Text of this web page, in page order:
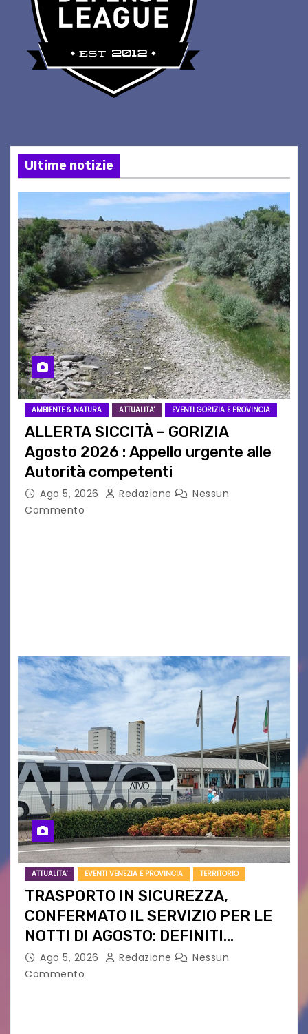
Ultime notizie
AMBIENTE & NATURA ATTUALITA' EVENTI GORIZIA E PROVINCIA
ALLERTA SICCITÀ – GORIZIA
Agosto 2026 : Appello urgente alle
Autorità competenti
Ago 5, 2026 Redazione
Nessun
Commento
ATTUALITA' EVENTI VENEZIA E PROVINCIA TERRITORIO
TRASPORTO IN SICUREZZA,
CONFERMATO IL SERVIZIO PER LE
NOTTI DI AGOSTO: DEFINITI
PERCORSI, FERMATE E ORARIO
Ago 5, 2026 Redazione
Nessun
Commento